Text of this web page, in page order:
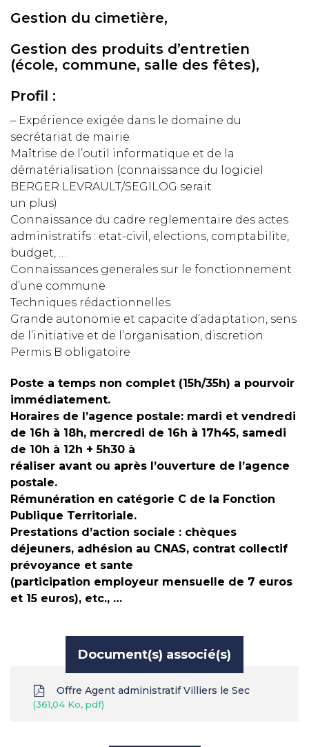
Gestion du cimetière,
Gestion des produits d’entretien
(école, commune, salle des fêtes),
Profil :
– Expérience exigée dans le domaine du
secrétariat de mairie
Maîtrise de l’outil informatique et de la
dématérialisation (connaissance du logiciel
BERGER LEVRAULT/SEGILOG serait
un plus)
Connaissance du cadre reglementaire des actes
administratifs : etat-civil, elections, comptabilite,
budget, …
Connaissances generales sur le fonctionnement
d’une commune
Techniques rédactionnelles
Grande autonomie et capacite d’adaptation, sens
de l’initiative et de l’organisation, discretion
Permis B obligatoire
Poste a temps non complet (15h/35h) a pourvoir
immédiatement.
Horaires de l’agence postale: mardi et vendredi
de 16h à 18h, mercredi de 16h à 17h45, samedi
de 10h à 12h + 5h30 à
réaliser avant ou après l’ouverture de l’agence
postale.
Rémunération en catégorie C de la Fonction
Publique Territoriale.
Prestations d’action sociale : chèques
déjeuners, adhésion au CNAS, contrat collectif
prévoyance et sante
(participation employeur mensuelle de 7 euros
et 15 euros), etc., …
Document(s) associé(s)
Offre Agent administratif Villiers le Sec
361,04 Ko, pdf